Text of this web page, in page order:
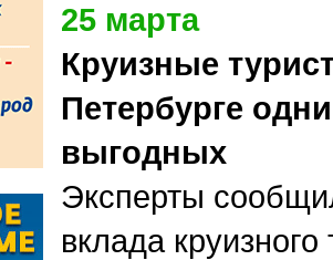
25 марта
Круизные
Петербурге
выгодных
Эксперты
вклада